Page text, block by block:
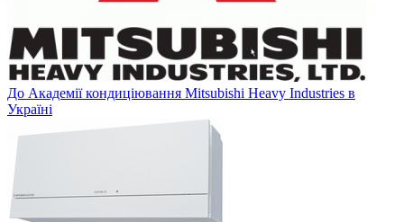
До Академії кондиціювання Mitsubishi Heavy Industries в
Україні